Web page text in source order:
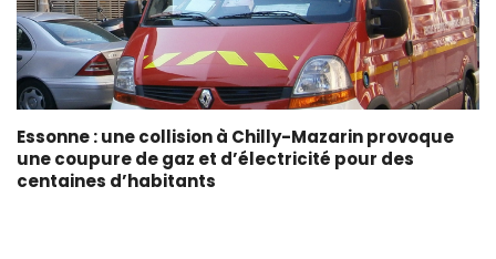
Essonne : une collision à Chilly-Mazarin provoque
une coupure de gaz et d’électricité pour des
centaines d’habitants